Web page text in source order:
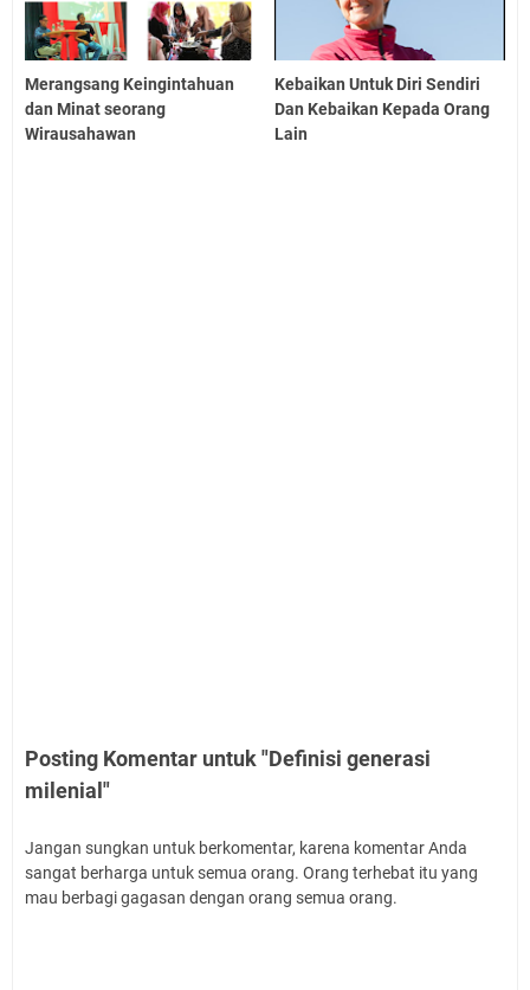
Merangsang Keingintahuan
dan Minat seorang
Wirausahawan
Kebaikan Untuk Diri Sendiri
Dan Kebaikan Kepada Orang
Lain
Posting Komentar untuk "Definisi generasi
milenial"
Jangan sungkan untuk berkomentar, karena komentar Anda
sangat berharga untuk semua orang. Orang terhebat itu yang
mau berbagi gagasan dengan orang semua orang.